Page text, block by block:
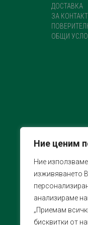
Ние ценим
Ние
изживяването
анализираме
„Приемам
бисквитки от
ДОСТАВКА
ЗА
ОБЩИ